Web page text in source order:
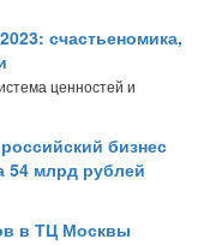
счастьеномика,
ценностей и
бизнес
54 млрд рублей
в ТЦ Москвы